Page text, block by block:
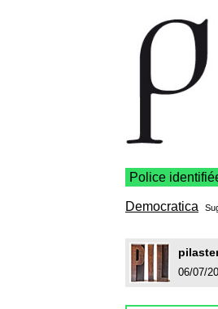
Police
Democratica
06/07/